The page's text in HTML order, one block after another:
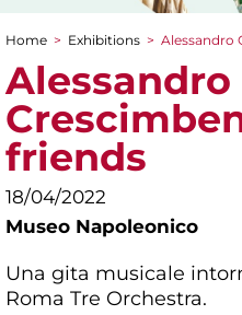
You are here
Home > Exhibitions > Alessandro
Alessandro
friends
18/04/2022
Museo Napoleonico
Una gita musicale
Roma Tre Orchestra.